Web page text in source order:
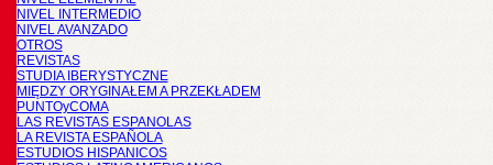
NIVEL INTERMEDIO
NIVEL AVANZADO
OTROS
REVISTAS
STUDIA IBERYSTYCZNE
MIĘDZY ORYGINAŁEM A PRZEKŁADEM
PUNTOyCOMA
LAS REVISTAS ESPANOLAS
LA REVISTA ESPAÑOLA
ESTUDIOS HISPANICOS